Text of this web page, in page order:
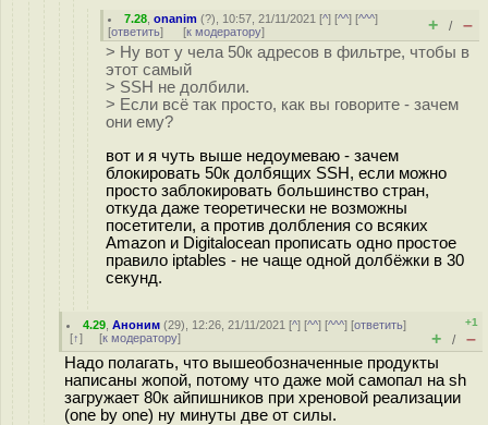
7.28 ,onanim (?), 10:57, 21/11/2021 [^] [^^] [^^^]
[ответить] [к модератору] + / –
> Ну вот у чела 50к адресов в фильтре, чтобы в
этот самый
> SSH не долбили.
> Если всё так просто, как вы говорите - зачем
они ему?
вот и я чуть выше недоумеваю - зачем
блокировать 50к долбящих SSH, если можно
просто заблокировать большинство стран,
откуда даже теоретически не возможны
посетители, а против долбления со всяких
Amazon и Digitalocean прописать одно простое
правило iptables - не чаще одной долбёжки в 30
секунд.
4.29 ,Аноним (29), 12:26, 21/11/2021 [^] [^^] [^^^] [ответить]
[↑] [к модератору]
+1
+ / –
Надо полагать, что вышеобозначенные продукты
написаны жопой, потому что даже мой самопал на sh
загружает 80к айпишников при хреновой реализации
(one by one) ну минуты две от силы.